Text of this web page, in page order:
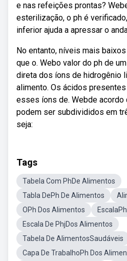
e nas refeições prontas?
esterilização, o ph é
inferior ajuda a apressar o
No entanto, níveis mais
que o. Webo valor do ph de
direta dos íons de hidrogênio
alimento. Os ácidos
esses íons de. Webde acordo
podem ser subdivididos em
seja:
Tags
Tabela Com PhDe Alimentos
Tabla DePh De Alimentos
OPh Dos Alimentos
Escala De PhjDos Alimentos
Tabela De AlimentosSaudáveis
Capa De TrabalhoPh Dos